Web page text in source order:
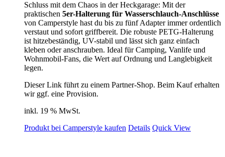
Schluss mit dem Chaos in der Heckgarage: Mit der
praktischen 5er-Halterung für Wasserschlauch-Anschlüsse
von Camperstyle hast du bis zu fünf Adapter immer ordentlich
verstaut und sofort griffbereit. Die robuste PETG-Halterung
ist hitzebeständig, UV-stabil und lässt sich ganz einfach
kleben oder anschrauben. Ideal für Camping, Vanlife und
Wohnmobil-Fans, die Wert auf Ordnung und Langlebigkeit
legen.
Dieser Link führt zu einem Partner-Shop. Beim Kauf erhalten
wir ggf. eine Provision.
inkl. 19 % MwSt.
Produkt bei Camperstyle kaufen Details Quick View